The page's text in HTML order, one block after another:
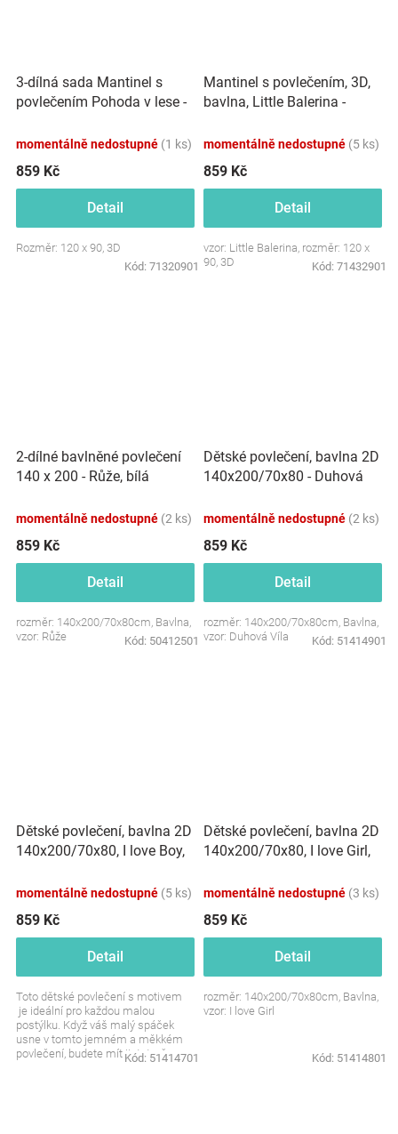
3-dílná sada Mantinel s
povlečením Pohoda v lese -
momentálně nedostupné (1 ks)
859 Kč
Detail
Rozměr: 120 x 90, 3D
Kód: 71320901
Mantinel s povlečením, 3D,
bavlna, Little Balerina -
momentálně nedostupné (5 ks)
859 Kč
Detail
vzor: Little Balerina, rozměr: 120 x
90, 3D
Kód: 71432901
2-dílné bavlněné povlečení
140 x 200 - Růže, bílá
momentálně nedostupné (2 ks)
859 Kč
Detail
rozměr: 140x200/70x80cm, Bavlna,
vzor: Růže
Kód: 50412501
Dětské povlečení, bavlna 2D
140x200/70x80 - Duhová
momentálně nedostupné (2 ks)
859 Kč
Detail
rozměr: 140x200/70x80cm, Bavlna,
vzor: Duhová Víla
Kód: 51414901
Dětské povlečení, bavlna 2D
140x200/70x80, I love Boy,
momentálně nedostupné (5 ks)
859 Kč
Detail
Toto dětské povlečení s motivem
je ideální pro každou malou
postýlku. Když váš malý spáček
usne v tomto jemném a měkkém
povlečení, budete mít jistotu, že se
Kód: 51414701
Dětské povlečení, bavlna 2D
140x200/70x80, I love Girl,
momentálně nedostupné (3 ks)
859 Kč
Detail
rozměr: 140x200/70x80cm, Bavlna,
vzor: I love Girl
Kód: 51414801